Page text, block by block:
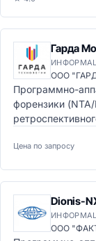
Гарда
ООО
Программно-
форензики
Цена по запросу
Dionis-
ООО